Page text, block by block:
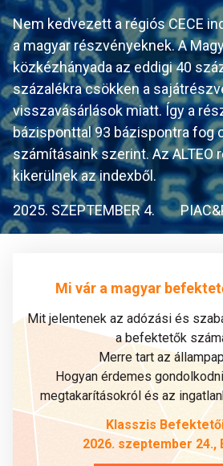
Nem kedvezett a régiós CECE
a magyar részvényeknek. A
közkézhányada az eddigi 40
százalékra csökken a
visszavásárlások miatt. Így a
bázisponttal 93 bázispontra fog
számításaink szerint. Az ALTEO
kikerülnek az indexből.
2025. SZEPTEMBER 4.
Mi vár a magyar
Mit jelentenek az adózási és
a befektetők
Merre tart az
Hogyan érdemes
megtakarításokról és az
Klasszis
2026. szeptember 24.,